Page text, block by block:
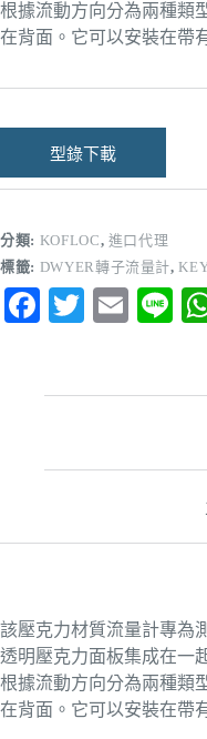
根據流動方向分為兩種類
在背面。它可以安裝在帶
型錄下載
分類: KOFLOC, 進口代理
標籤: DWYER轉子流量計,
Fa T
E
Li
該壓克力材質流量計專為
透明壓克力面板集成在一
根據流動方向分為兩種類
在背面。它可以安裝在帶